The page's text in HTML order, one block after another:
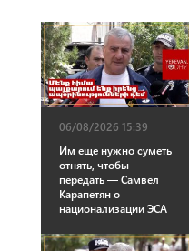
06/08/2026 15:39
Им еще нужно суметь
отнять, чтобы
передать — Самвел
Карапетян о
национализации ЭСА